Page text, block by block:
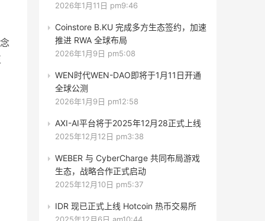
2026年1月11日 pm9:46
Coinstore B.KU 完成多方生态签约，加速
推进 RWA 全球布局
2026年1月9日 pm5:08
WEN时代WEN-DAO即将于1月11日开通
全球公测
2026年1月9日 pm12:58
AXI-AI平台将于2025年12月28正式上线
2025年12月12日 pm3:38
WEBER 与 CyberCharge 共同布局游戏
生态，战略合作正式启动
2025年12月10日 pm5:37
IDR 现已正式上线 Hotcoin 热币交易所